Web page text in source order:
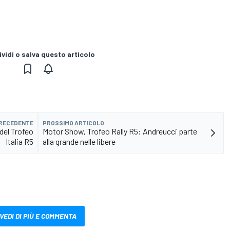
o salva questo articolo
Trofeo
Italia R5
PROSSIMO ARTICOLO
Motor Show, Trofeo Rally R5: Andreucci parte
alla grande nelle libere
VEDI DI PIÙ E COMMENTA